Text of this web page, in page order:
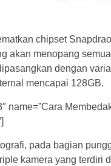
chipset
akan menopang
dengan
mencapai 128GB.
name=”Cara
pada bagian
kamera yang terdiri